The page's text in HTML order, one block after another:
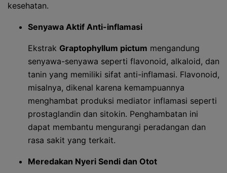
kesehatan.
Senyawa Aktif Anti-inflamasi
Ekstrak Graptophyllum pictum mengandung
senyawa-senyawa seperti flavonoid, alkaloid, dan
tanin yang memiliki sifat anti-inflamasi. Flavonoid,
misalnya, dikenal karena kemampuannya
menghambat produksi mediator inflamasi seperti
prostaglandin dan sitokin. Penghambatan ini
dapat membantu mengurangi peradangan dan
rasa sakit yang terkait.
Meredakan Nyeri Sendi dan Otot